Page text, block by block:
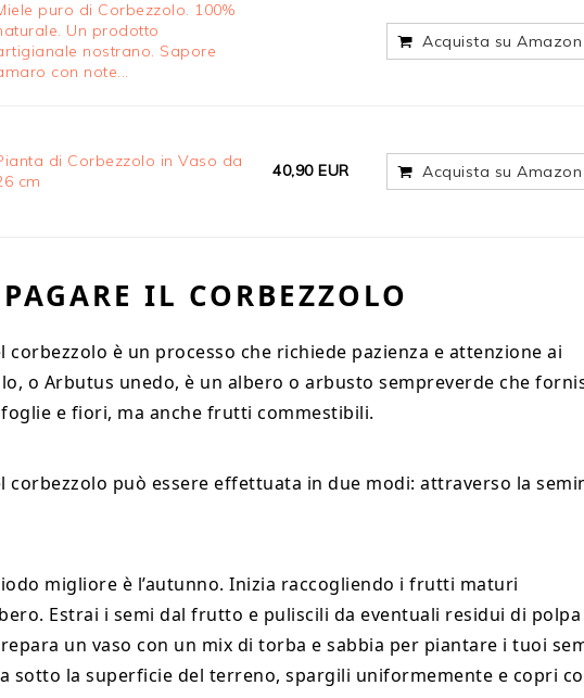
puro di Corbezzolo. 100%
Un prodotto
nostrano. Sapore
con note...
Acquista su Amazon
di Corbezzolo in Vaso da
cm
40,90 EUR Acquista su Amazon
IL CORBEZZOLO
corbezzolo è un processo che richiede pazienza e attenzione ai
o Arbutus unedo, è un albero o arbusto sempreverde che
e fiori, ma anche frutti commestibili.
corbezzolo può essere effettuata in due modi: attraverso la
migliore è l’autunno. Inizia raccogliendo i frutti maturi
Estrai i semi dal frutto e puliscili da eventuali residui di polpa
un vaso con un mix di torba e sabbia per piantare i tuoi
sotto la superficie del terreno, spargili uniformemente e copri